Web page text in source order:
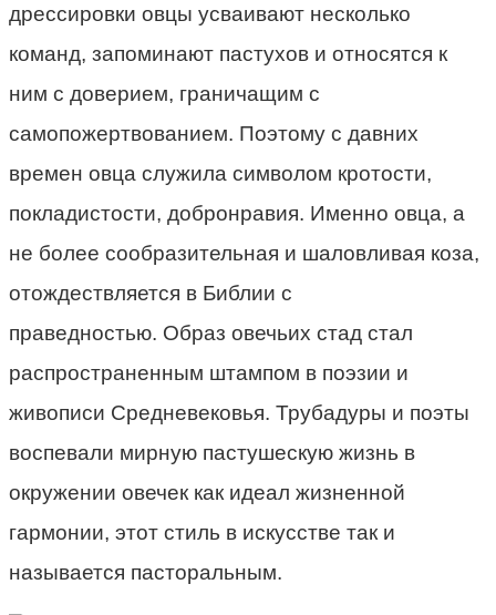
дрессировки овцы усваивают несколько
команд, запоминают пастухов и относятся к
ним с доверием, граничащим с
самопожертвованием. Поэтому с давних
времен овца служила символом кротости,
покладистости, добронравия. Именно овца, а
не более сообразительная и шаловливая коза,
отождествляется в Библии с
праведностью. Образ овечьих стад стал
распространенным штампом в поэзии и
живописи Средневековья. Трубадуры и поэты
воспевали мирную пастушескую жизнь в
окружении овечек как идеал жизненной
гармонии, этот стиль в искусстве так и
называется пасторальным.